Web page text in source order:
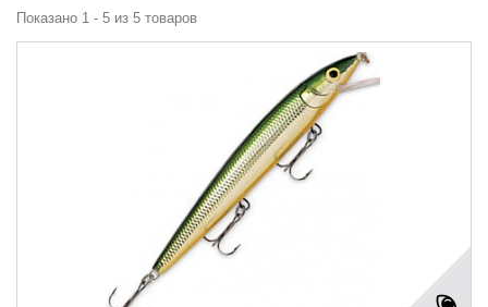
Показано 1 - 5 из 5 товаров